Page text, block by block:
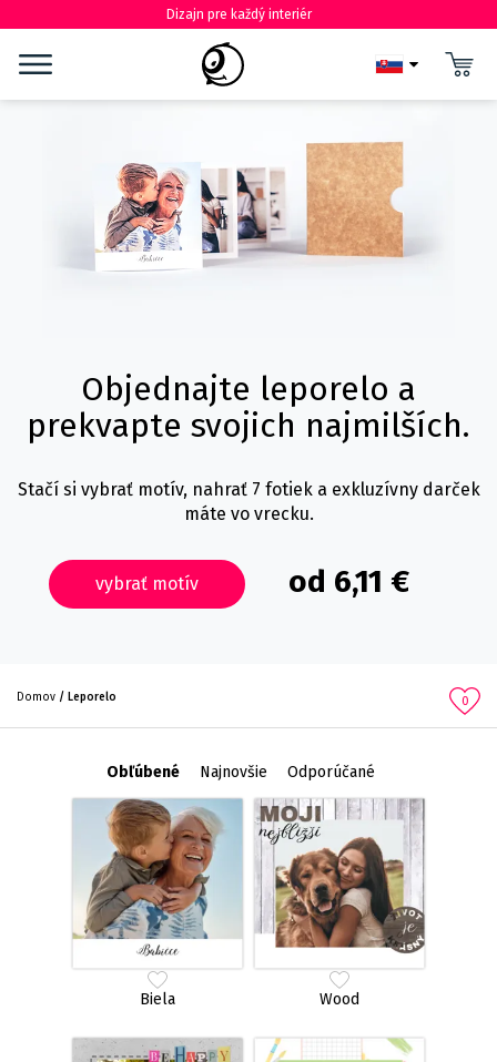
Dizajn pre každý interiér
Objednajte leporelo a
prekvapte svojich najmilších.
Stačí si vybrať motív, nahrať 7 fotiek a exkluzívny darček
máte vo vrecku.
vybrať motív od 6,11 €
0
Domov Leporelo
Obľúbené Najnovšie Odporúčané
Biela Wood